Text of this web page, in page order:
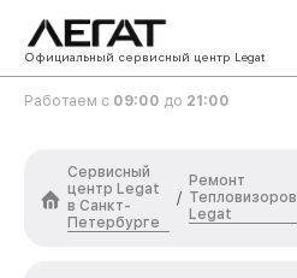
Официальный сервисный центр Legat
Работаем с 09:00 до 21:00
Сервисный
центр Legat
в Санкт-
Петербурге
/
Ремонт
Тепловизоров
Legat